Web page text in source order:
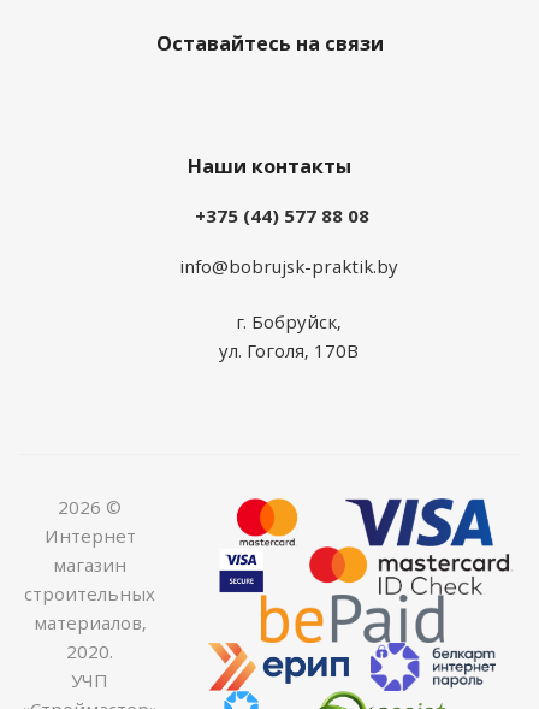
Оставайтесь на связи
Наши контакты
+375 (44) 577 88 08
info@bobrujsk-praktik.by
г. Бобруйск,
ул. Гоголя, 170В
2026 ©
Интернет
магазин
строительных
материалов,
2020.
УЧП